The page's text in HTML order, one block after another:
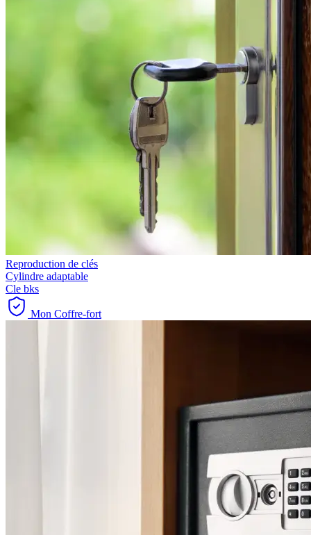
Reproduction de clés
Cylindre adaptable
Cle bks
Mon Coffre-fort